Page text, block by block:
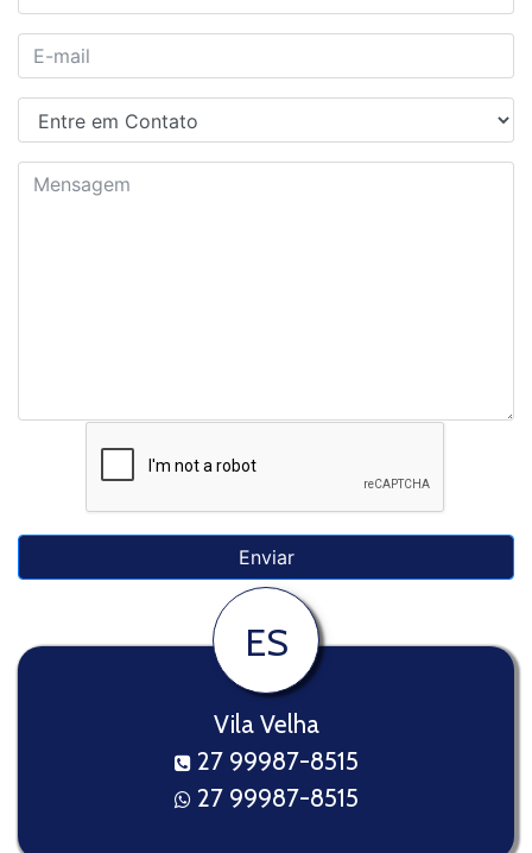
ES
Vila Velha
27 99987-8515
27 99987-8515